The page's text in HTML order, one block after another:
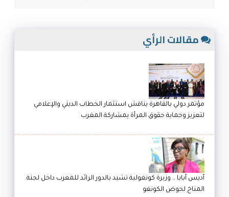
مقالات الرأي
مؤتمر دولي بالقاهرة يناقش استثمار الخطاب الديني والإعلامي
لتعزيز وحماية حقوق المرأة بمشاركة المغرب
أديس أبابا .. وزيرة كونغولية تشيد بالدور الرائد للمغرب داخل لجنة
المناخ لحوض الكونغو